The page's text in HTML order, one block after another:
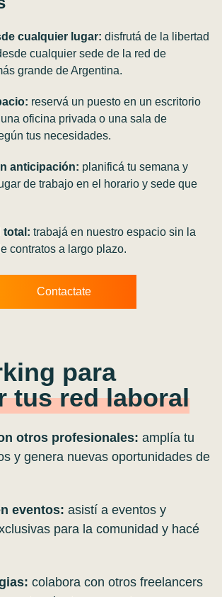
cualquier lugar: disfrutá de la libertad
cualquier sede de la red de
grande de Argentina.
reservá un puesto en un escritorio
oficina privada o una sala de
tus necesidades.
anticipación: planificá tu semana y
de trabajo en el horario y sede que
total: trabajá en nuestro espacio sin la
contratos a largo plazo.
Contactate
para
tus red laboral
otros profesionales: amplía tu
y genera nuevas oportunidades de
eventos: asistí a eventos y
para la comunidad y hacé
colabora con otros freelancers